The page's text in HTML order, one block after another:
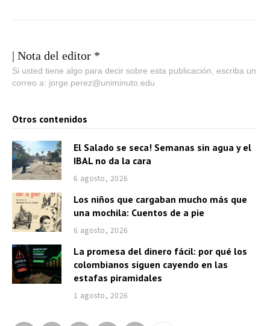
| Nota del editor *
Si usted tiene algo para decir sobre esta publicación, escriba un
correo a: jorge.perez@uniminuto.edu
Otros contenidos
El Salado se seca! Semanas sin agua y el
IBAL no da la cara
6 agosto, 2026
Los niños que cargaban mucho más que
una mochila: Cuentos de a pie
6 agosto, 2026
La promesa del dinero fácil: por qué los
colombianos siguen cayendo en las
estafas piramidales
1 agosto, 2026